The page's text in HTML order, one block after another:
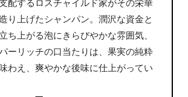
配するロスチャイルド家がその栄華
り上げたシャンパン。潤沢な資金と
ち上がる泡にきらびやかな雰囲気、
ーリッチの口当たりは、果実の純粋
わえ、爽やかな後味に仕上がってい